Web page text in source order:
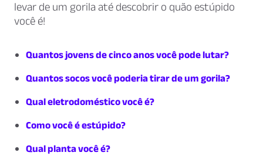
levar de um gorila até descobrir o quão estúpido
você é!
Quantos jovens de cinco anos você pode lutar?
Quantos socos você poderia tirar de um gorila?
Qual eletrodoméstico você é?
Como você é estúpido?
Qual planta você é?